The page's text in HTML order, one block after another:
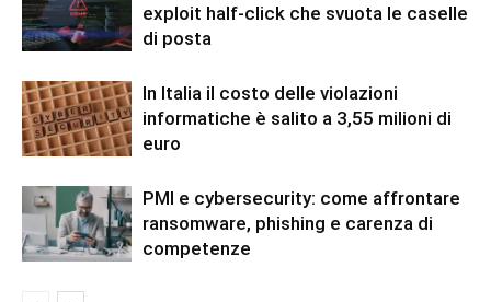
exploit half-click che svuota le caselle
di posta
In Italia il costo delle violazioni
informatiche è salito a 3,55 milioni di
euro
PMI e cybersecurity: come affrontare
ransomware, phishing e carenza di
competenze